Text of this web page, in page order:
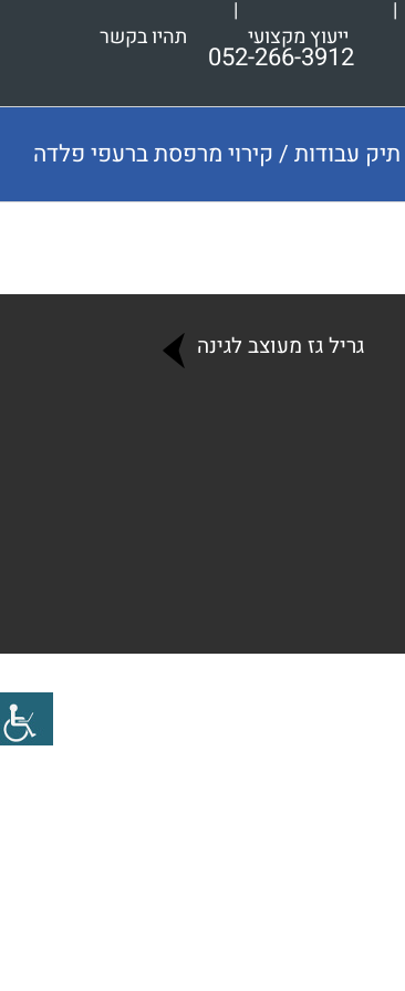
052-266-3912
ייעוץ מקצועי תהיו בקשר
תיק עבודות/קירוי מרפסת ברעפי פלדה
גריל גז מעוצב לגינה